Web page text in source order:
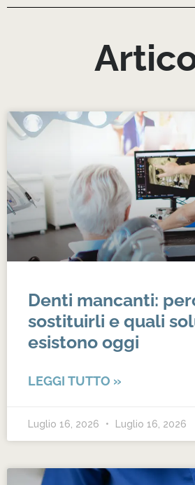
Denti mancanti:
sostituirli e quali
esistono oggi
LEGGI TUTTO »
Luglio 16, 2026 Luglio 16, 2026